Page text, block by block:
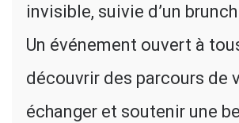
invisible, suivie d’un
Un événement ouvert à
découvrir des parcours de
échanger et soutenir une